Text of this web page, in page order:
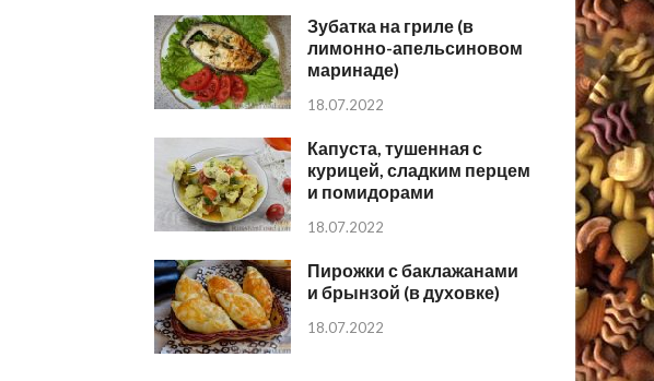
Зубатка на гриле (в
лимонно-апельсиновом
маринаде)
18.07.2022
Капуста, тушенная с
курицей, сладким перцем
и помидорами
18.07.2022
Пирожки с баклажанами
и брынзой (в духовке)
18.07.2022